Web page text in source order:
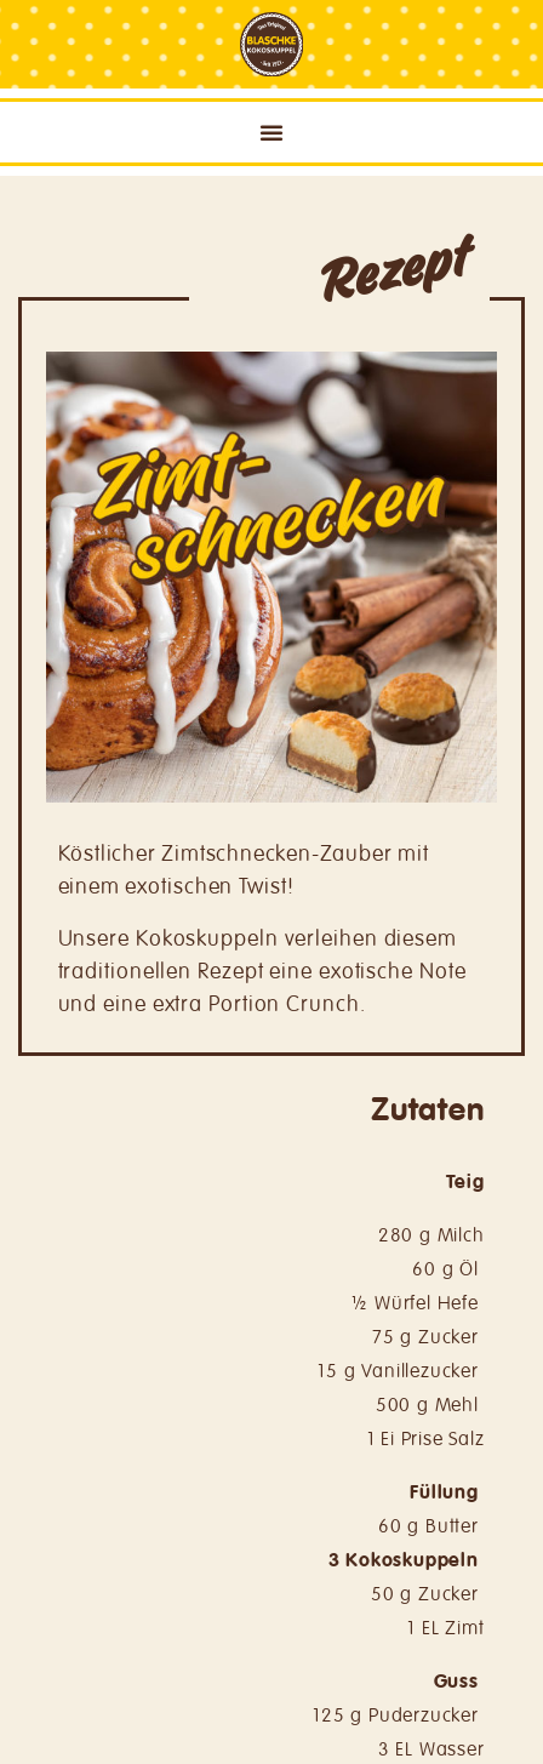
Rezept
Köstlicher Zimtschnecken-Zauber mit
einemexotischen Twist!
Unsere Kokoskuppeln verleihen diesem
traditionellen Rezept eine exotische Note
und eine extra Portion Crunch.
Zutaten
Teig
280 g Milch
60 g Öl
½ Würfel Hefe
75 g Zucker
15 g Vanillezucker
500 g Mehl
1 Ei Prise Salz
Füllung
60 g Butter
3 Kokoskuppeln
50 g Zucker
1 EL Zimt
Guss
125 g Puderzucker
3 EL Wasser